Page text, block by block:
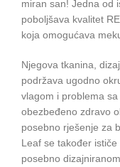
miran san! Jedna od
poboljšava kvalitet
koja omogućava
Njegova tkanina,
podržava ugodno
vlagom i problema
obezbeđeno zdravo
posebno rješenje za
Leaf se također
posebno